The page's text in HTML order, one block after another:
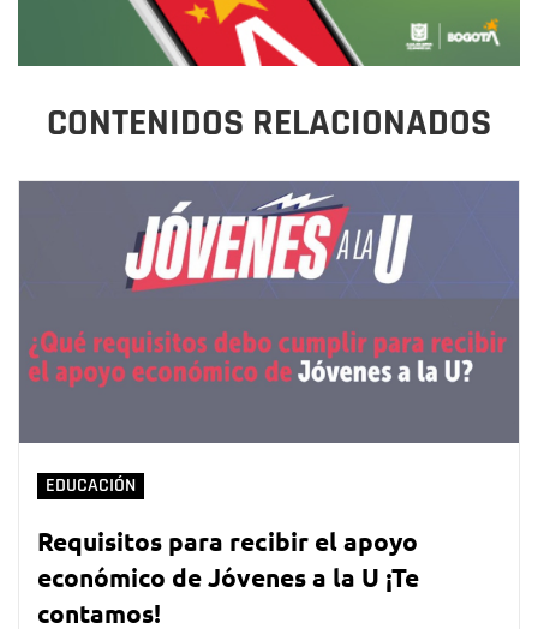
CONTENIDOS RELACIONADOS
EDUCACIÓN
Requisitos para recibir el apoyo
económico de Jóvenes a la U ¡Te
contamos!